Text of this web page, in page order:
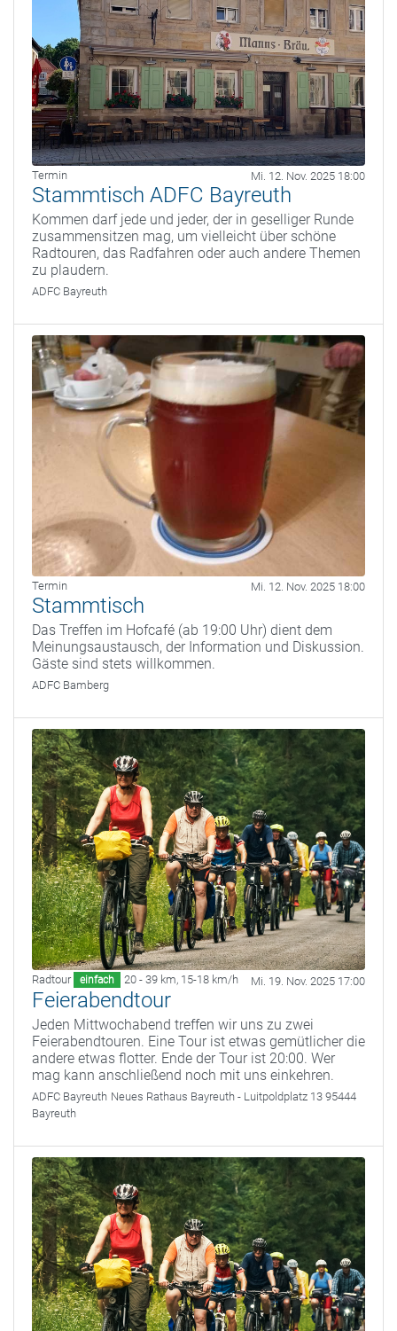
Termin Mi. 12. Nov. 2025 18:00
Stammtisch ADFC Bayreuth
Kommen darf jede und jeder, der in geselliger Runde
zusammensitzen mag, um vielleicht über schöne
Radtouren, das Radfahren oder auch andere Themen
zu plaudern.
ADFC Bayreuth
Termin Mi. 12. Nov. 2025 18:00
Stammtisch
Das Treffen im Hofcafé (ab 19:00 Uhr) dient dem
Meinungsaustausch, der Information und Diskussion.
Gäste sind stets willkommen.
ADFC Bamberg
Radtour einfach 20 - 39 km, 15-18 km/h Mi. 19. Nov. 2025 17:00
Feierabendtour
Jeden Mittwochabend treffen wir uns zu zwei
Feierabendtouren. Eine Tour ist etwas gemütlicher die
andere etwas flotter. Ende der Tour ist 20:00. Wer
mag kann anschließend noch mit uns einkehren.
ADFC Bayreuth Neues Rathaus Bayreuth - Luitpoldplatz 13 95444
Bayreuth